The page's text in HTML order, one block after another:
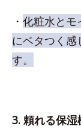
・ 化粧水とモ
にベタつく感
す。
3. 頼れる保湿